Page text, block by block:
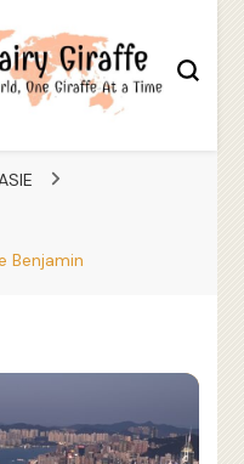
Benjamin